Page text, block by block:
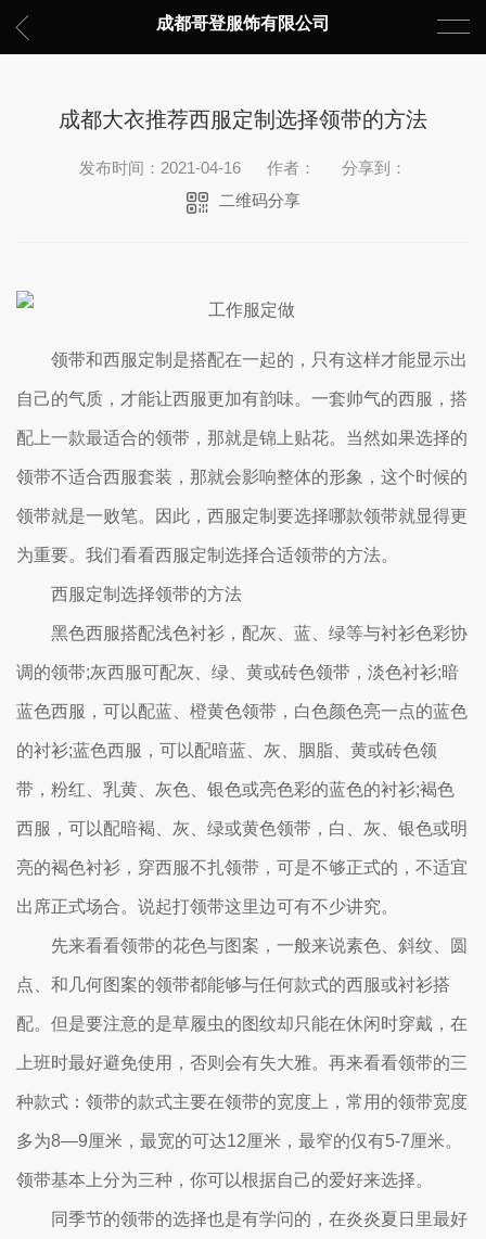
成都哥登服饰有限公司
成都大衣推荐西服定制选择领带的方法
发布时间：2021-04-16 作者：
分享到：
二维码分享
领带和西服定制是搭配在一起的，只有这样才能显示出
自己的气质，才能让西服更加有韵味。一套帅气的西服，搭
配上一款最适合的领带，那就是锦上贴花。当然如果选择的
领带不适合西服套装，那就会影响整体的形象，这个时候的
领带就是一败笔。因此，西服定制要选择哪款领带就显得更
为重要。我们看看西服定制选择合适领带的方法。
西服定制选择领带的方法
黑色西服搭配浅色衬衫，配灰、蓝、绿等与衬衫色彩协
调的领带;灰西服可配灰、绿、黄或砖色领带，淡色衬衫;暗
蓝色西服，可以配蓝、橙黄色领带，白色颜色亮一点的蓝色
的衬衫;蓝色西服，可以配暗蓝、灰、胭脂、黄或砖色领
带，粉红、乳黄、灰色、银色或亮色彩的蓝色的衬衫;褐色
西服，可以配暗褐、灰、绿或黄色领带，白、灰、银色或明
亮的褐色衬衫，穿西服不扎领带，可是不够正式的，不适宜
出席正式场合。说起打领带这里边可有不少讲究。
先来看看领带的花色与图案，一般来说素色、斜纹、圆
点、和几何图案的领带都能够与任何款式的西服或衬衫搭
配。但是要注意的是草履虫的图纹却只能在休闲时穿戴，在
上班时最好避免使用，否则会有失大雅。再来看看领带的三
种款式：领带的款式主要在领带的宽度上，常用的领带宽度
多为8—9厘米，最宽的可达12厘米，最窄的仅有5-7厘米。
领带基本上分为三种，你可以根据自己的爱好来选择。
同季节的领带的选择也是有学问的，在炎炎夏日里最好